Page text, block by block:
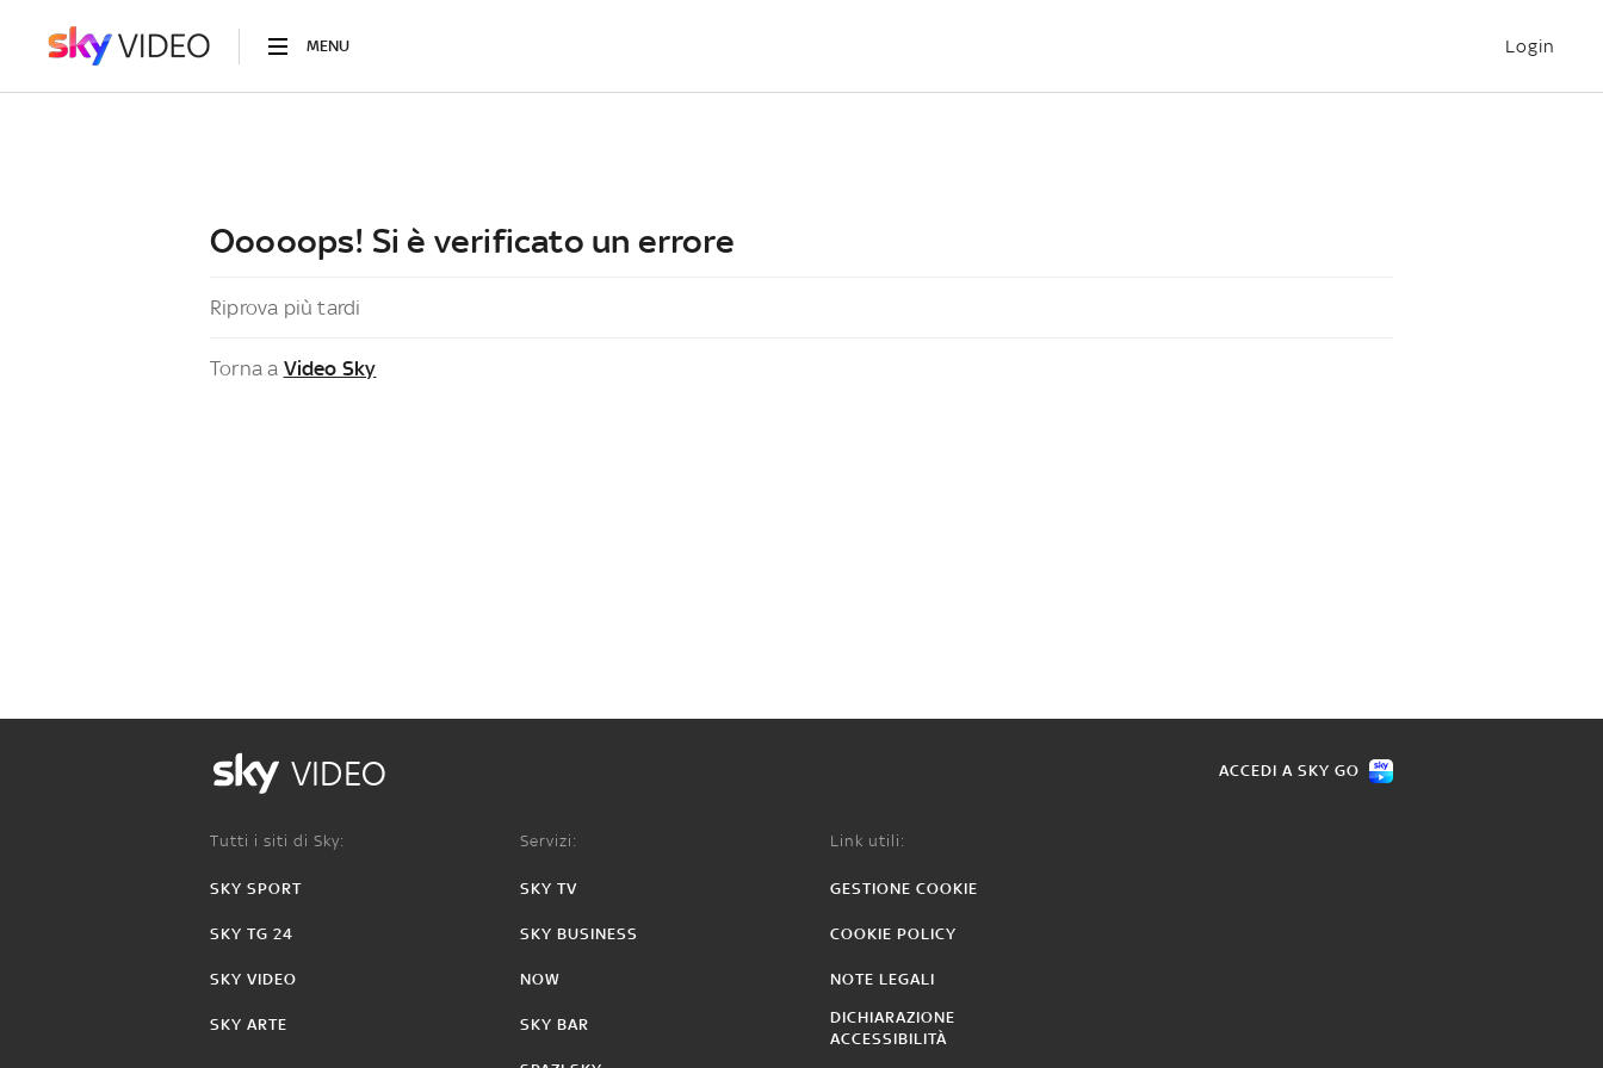
MENU Login
Ooooops! Si è verificato un errore
Riprova più tardi
Torna a Video Sky
VIDEO ACCEDI A SKY GO
Tutti i siti di Sky:
SKY SPORT
SKY TG 24
SKY VIDEO
SKY ARTE
Servizi:
SKY TV
SKY BUSINESS
NOW
SKY BAR
Link utili:
GESTIONE COOKIE
COOKIE POLICY
NOTE LEGALI
DICHIARAZIONE
ACCESSIBILITÀ